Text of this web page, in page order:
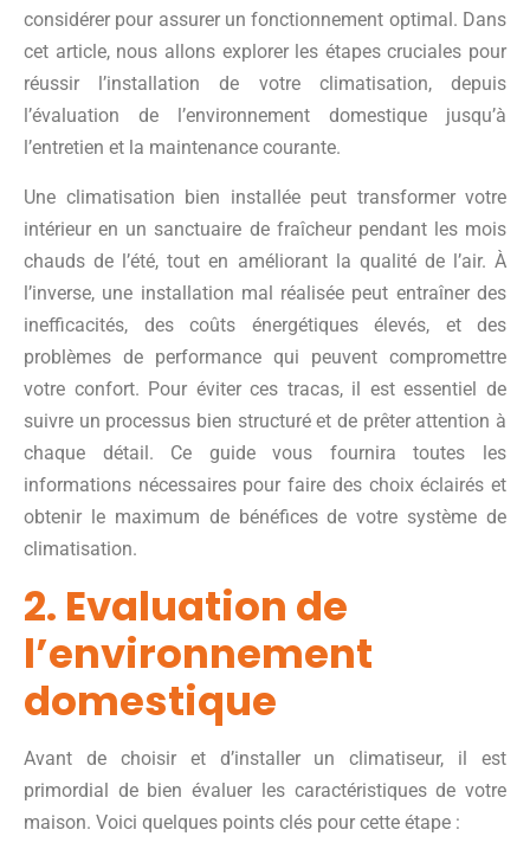
considérer pour assurer un fonctionnement optimal. Dans
cet article, nous allons explorer les étapes cruciales pour
réussir l’installation de votre climatisation, depuis
l’évaluation de l’environnement domestique jusqu’à
l’entretien et la maintenance courante.
Une climatisation bien installée peut transformer votre
intérieur en un sanctuaire de fraîcheur pendant les mois
chauds de l’été, tout en améliorant la qualité de l’air. À
l’inverse, une installation mal réalisée peut entraîner des
inefficacités, des coûts énergétiques élevés, et des
problèmes de performance qui peuvent compromettre
votre confort. Pour éviter ces tracas, il est essentiel de
suivre un processus bien structuré et de prêter attention à
chaque détail. Ce guide vous fournira toutes les
informations nécessaires pour faire des choix éclairés et
obtenir le maximum de bénéfices de votre système de
climatisation.
2. Evaluation de
l’environnement
domestique
Avant de choisir et d’installer un climatiseur, il est
primordial de bien évaluer les caractéristiques de votre
maison. Voici quelques points clés pour cette étape :